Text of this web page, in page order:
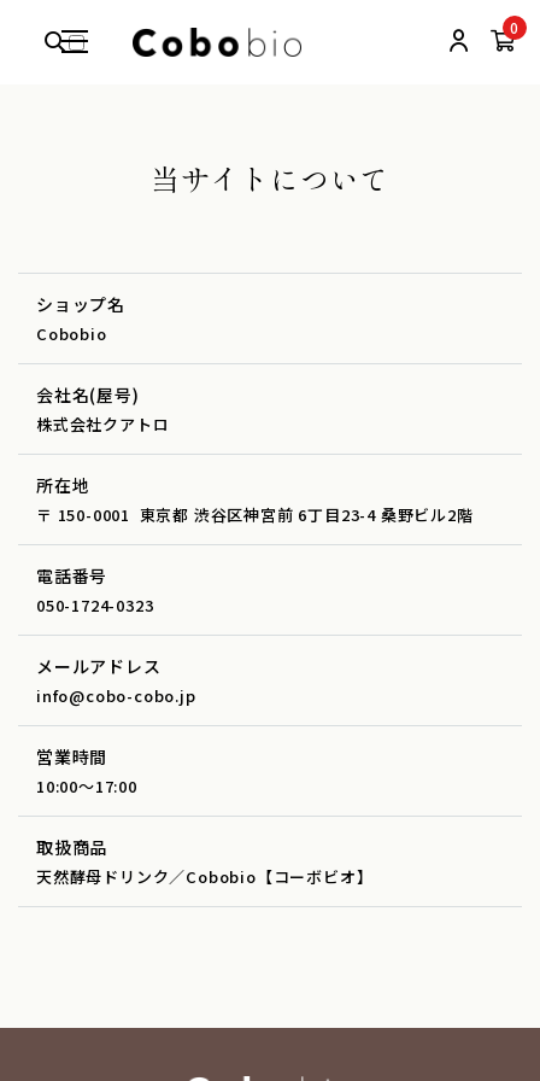
0
当サイトについて
ショップ名
Cobobio
会社名(屋号)
株式会社クアトロ
所在地
〒 150-0001 東京都 渋谷区神宮前 6丁目23-4 桑野ビル2階
電話番号
050-1724-0323
メールアドレス
info@cobo-cobo.jp
営業時間
10:00～17:00
取扱商品
天然酵母ドリンク／Cobobio【コーボビオ】